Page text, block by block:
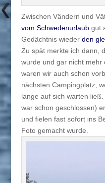
Zwischen Vändern und
vom Schwedenurlaubgut
Gedächtnis wieder den
Zu spät merkte ich dann,
wurde und gar nicht mehr
waren wir auch schon
nächsten Campingplatz,
lange auf sich warten
war schon geschlossen)
und fielen fast sofort ins
Foto gemacht wurde.